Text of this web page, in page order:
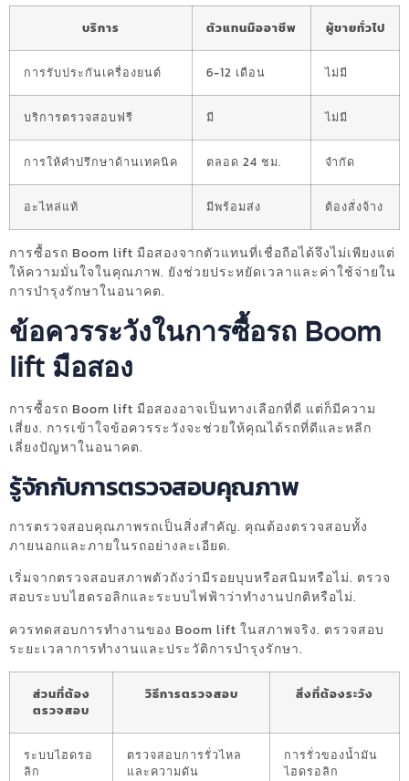
บริการ ตัวแทนมืออาชีพ ผู้ขายทั่วไป
การรับประกันเครื่องยนต์ 6-12 เดือน ไม่มี
บริการตรวจสอบฟรี มี ไม่มี
การให้คำปรึกษาด้านเทคนิค ตลอด 24 ชม. จำกัด
อะไหล่แท้ มีพร้อมส่ง ต้องสั่งจ้าง
การซื้อรถ Boom lift มือสองจากตัวแทนที่เชื่อถือได้จึงไม่เพียงแต่
ให้ความมั่นใจในคุณภาพ. ยังช่วยประหยัดเวลาและค่าใช้จ่ายใน
การบำรุงรักษาในอนาคต.
ข้อควรระวังในการซื้อรถ Boom
lift มือสอง
การซื้อรถ Boom lift มือสองอาจเป็นทางเลือกที่ดี แต่ก็มีความ
เสี่ยง. การเข้าใจข้อควรระวังจะช่วยให้คุณได้รถที่ดีและหลีก
เลี่ยงปัญหาในอนาคต.
รู้จักกับการตรวจสอบคุณภาพ
การตรวจสอบคุณภาพรถเป็นสิ่งสำคัญ. คุณต้องตรวจสอบทั้ง
ภายนอกและภายในรถอย่างละเอียด.
เริ่มจากตรวจสอบสภาพตัวถังว่ามีรอยบุบหรือสนิมหรือไม่. ตรวจ
สอบระบบไฮดรอลิกและระบบไฟฟ้าว่าทำงานปกติหรือไม่.
ควรทดสอบการทำงานของ Boom lift ในสภาพจริง. ตรวจสอบ
ระยะเวลาการทำงานและประวัติการบำรุงรักษา.
ส่วนที่ต้อง
ตรวจสอบ
วิธีการตรวจสอบ สิ่งที่ต้องระวัง
ระบบไฮดรอ
ลิก
ตรวจสอบการรั่วไหล
และความดัน
การรั่วของน้ำมัน
ไฮดรอลิก